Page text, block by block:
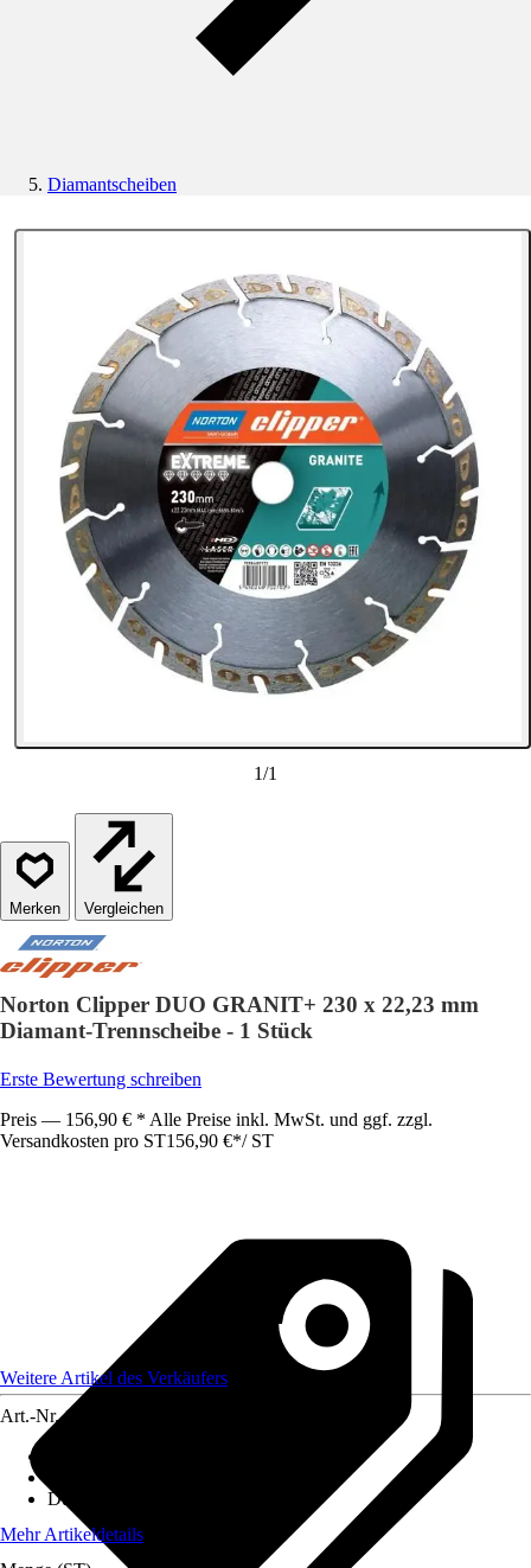
Diamantscheiben
1/1
Vergleichen
Norton Clipper DUO GRANIT+ 230 x 22,23 mm
Diamant-Trennscheibe - 1 Stück
Erste Bewertung schreiben
Preis — 156,90 € * Alle Preise inkl. MwSt. und ggf. zzgl.
Versandkosten pro ST156,90 €*/ ST
Weitere Artikel des Verkäufers
Art.-Nr. 12597409
Durchmesser
Mehr Artikeldetails